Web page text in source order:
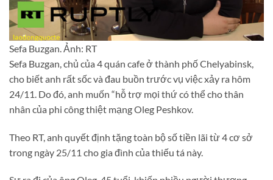
Sefa Buzgan. Ảnh: RT
Sefa Buzgan, chủ của 4 quán cafe ở thành phố Chelyabinsk,
cho biết anh rất sốc và đau buồn trước vụ việc xảy ra hôm
24/11. Do đó, anh muốn “hỗ trợ mọi thứ có thể cho thân
nhân của phi công thiệt mạng Oleg Peshkov.
Theo RT, anh quyết định tặng toàn bộ số tiền lãi từ 4 cơ sở
trong ngày 25/11 cho gia đình của thiếu tá này.